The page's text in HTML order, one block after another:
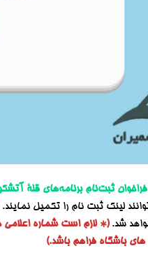
فراخوان ثبت‌نام برنامه‌های قلۀ آتشکوه و
لینک ثبت نام را تکمیل
شد. (* لازم است شماره
های باشگاه فراهم باشد.)